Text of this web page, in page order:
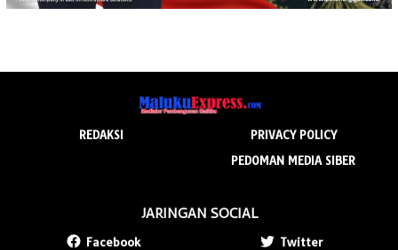
REDAKSI
PRIVACY POLICY
PEDOMAN MEDIA SIBER
JARINGAN SOCIAL
Facebook
Twitter